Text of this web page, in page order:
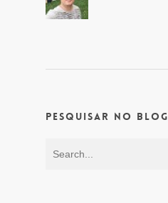
Pesquisar no Blog